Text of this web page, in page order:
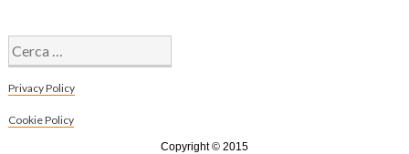
Ricerca
per:
Privacy Policy
Cookie Policy
Copyright © 2015